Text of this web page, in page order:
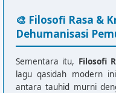
🎨 Filosofi Rasa &
Dehumanisasi
Sementara itu, Filosofi
lagu qasidah modern
antara tauhid murni